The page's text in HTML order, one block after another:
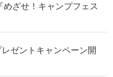
ざせ！キャンプフェス
ゼントキャンペーン開